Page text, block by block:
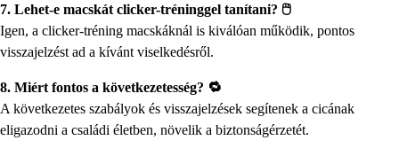
7. Lehet-e macskát clicker-tréninggel tanítani? 🖱️
Igen, a clicker-tréning macskáknál is kiválóan működik, pontos
visszajelzést ad a kívánt viselkedésről.
8. Miért fontos a következetesség? 🔁
A következetes szabályok és visszajelzések segítenek a cicának
eligazodni a családi életben, növelik a biztonságérzetét.